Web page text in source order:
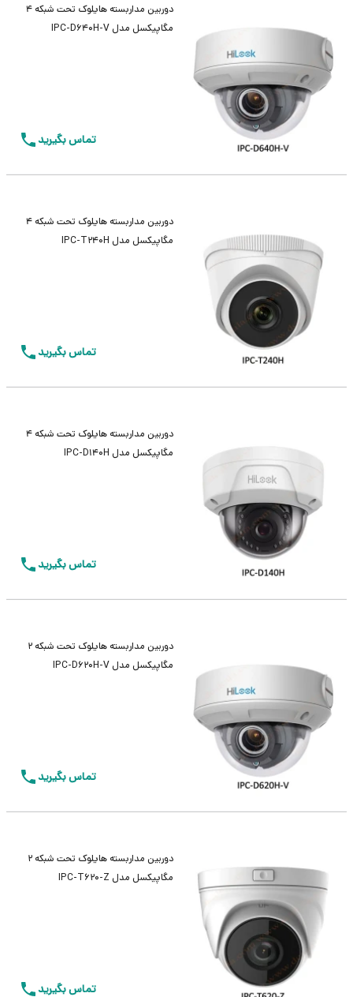
دوربین مداربسته هایلوک تحت شبکه 4
مگاپیکسل مدل IPC-D640H-V
تماس بگیرید
دوربین مداربسته هایلوک تحت شبکه 4
مگاپیکسل مدل IPC-T240H
تماس بگیرید
دوربین مداربسته هایلوک تحت شبکه 4
مگاپیکسل مدل IPC-D140H
تماس بگیرید
دوربین مداربسته هایلوک تحت شبکه 2
مگاپیکسل مدل IPC-D620H-V
تماس بگیرید
دوربین مداربسته هایلوک تحت شبکه 2
مگاپیکسل مدل IPC-T620-Z
تماس بگیرید